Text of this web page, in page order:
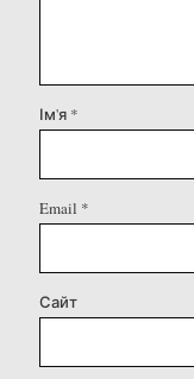
Ім'я *
Email *
Сайт